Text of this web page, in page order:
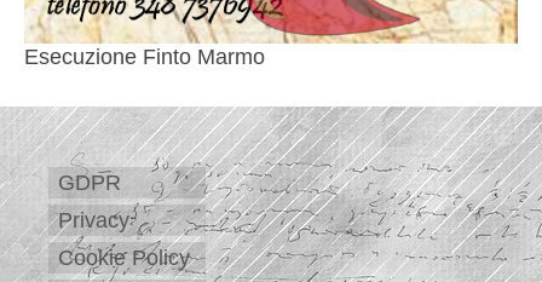
Esecuzione Finto Marmo
GDPR
Privacy
Cookie Policy